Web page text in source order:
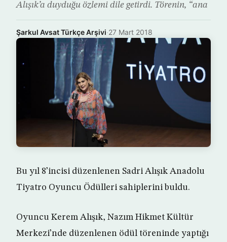
Alışık’a duyduğu özlemi dile getirdi. Törenin, “ana
Şarkul Avsat Türkçe Arşivi·27 Mart 2018
Bu yıl 8’incisi düzenlenen Sadri Alışık Anadolu
Tiyatro Oyuncu Ödülleri sahiplerini buldu.
Oyuncu Kerem Alışık, Nazım Hikmet Kültür
Merkezi’nde düzenlenen ödül töreninde yaptığı